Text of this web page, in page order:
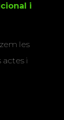
i
les
i